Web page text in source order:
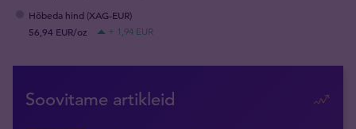
Hõbeda hind (XAG-EUR)
56,94 EUR/oz
+ 1,94 EUR
Soovitame artikleid